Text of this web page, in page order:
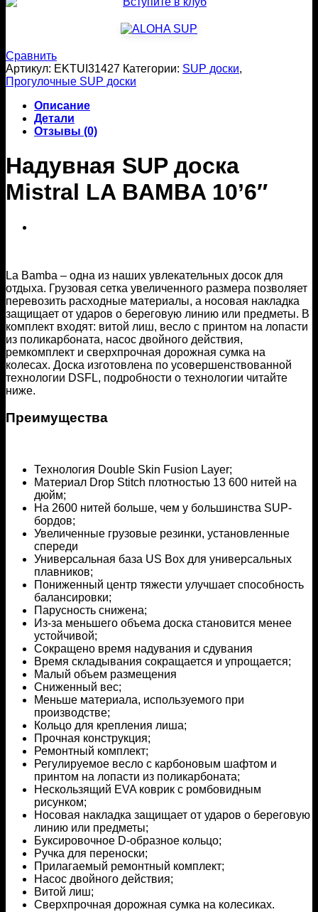
Сравнить
Артикул: EKTUI31427 Категории: SUP доски,
Прогулочные SUP доски
Описание
Детали
Отзывы (0)
Надувная SUP доска
Mistral LA BAMBA 10’6″
La Bamba – одна из наших увлекательных досок для
отдыха. Грузовая сетка увеличенного размера позволяет
перевозить расходные материалы, а носовая накладка
защищает от ударов о береговую линию или предметы. В
комплект входят: витой лиш, весло с принтом на лопасти
из поликарбоната, насос двойного действия,
ремкомплект и сверхпрочная дорожная сумка на
колесах. Доска изготовлена по усовершенствованной
технологии DSFL, подробности о технологии читайте
ниже.
Преимущества
Технология Double Skin Fusion Layer;
Материал Drop Stitch плотностью 13 600 нитей на
дюйм;
На 2600 нитей больше, чем у большинства SUP-
бордов;
Увеличенные грузовые резинки, установленные
спереди
Универсальная база US Box для универсальных
плавников;
Пониженный центр тяжести улучшает способность
балансировки;
Парусность снижена;
Из-за меньшего объема доска становится менее
устойчивой;
Сокращено время надувания и сдувания
Время складывания сокращается и упрощается;
Малый объем размещения
Сниженный вес;
Меньше материала, используемого при
производстве;
Кольцо для крепления лиша;
Прочная конструкция;
Ремонтный комплект;
Регулируемое весло с карбоновым шафтом и
принтом на лопасти из поликарбоната;
Нескользящий EVA коврик с ромбовидным
рисунком;
Носовая накладка защищает от ударов о береговую
линию или предметы;
Буксировочное D-образное кольцо;
Ручка для переноски;
Прилагаемый ремонтный комплект;
Насос двойного действия;
Витой лиш;
Сверхпрочная дорожная сумка на колесиках.